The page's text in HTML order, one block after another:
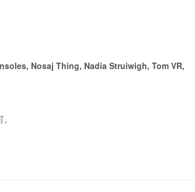
Nosaj Thing, Nadia Struiwigh, Tom VR,